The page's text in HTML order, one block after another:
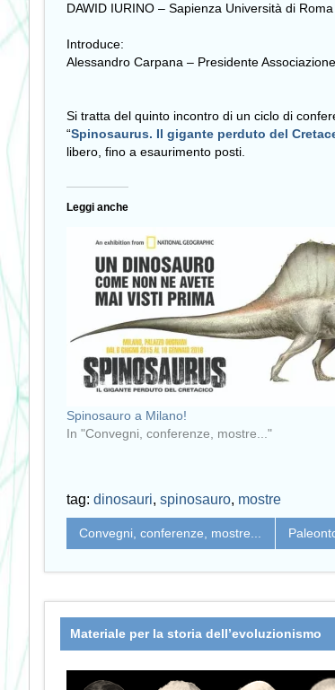
DAWID IURINO – Sapienza Università di Roma
Introduce:
Alessandro Carpana – Presidente
Si tratta del quinto incontro di un ciclo di
“Spinosaurus. Il gigante perduto del
libero, fino a esaurimento posti.
Leggi anche
Spinosauro a Milano!
In "Convegni, conferenze, mostre..."
tag: dinosauri, spinosauro, mostre
Convegni, conferenze, mostre...
Materiale per la storia dell’evoluzionismo